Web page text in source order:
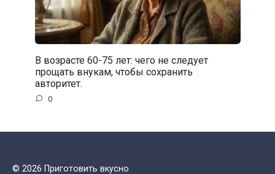
В возрасте 60-75 лет: чего не следует
прощать внукам, чтобы сохранить
авторитет.
0
© 2026 Приготовить вкусно